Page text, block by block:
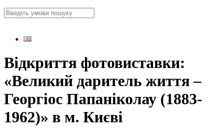
Відкриття фотовиставки:
«Великий даритель життя –
Георгіос Папаніколау (1883-
1962)» в м. Києві